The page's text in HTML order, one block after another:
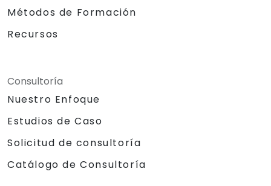
Métodos de Formación
Recursos
Consultoría
Nuestro Enfoque
Estudios de Caso
Solicitud de consultoría
Catálogo de Consultoría